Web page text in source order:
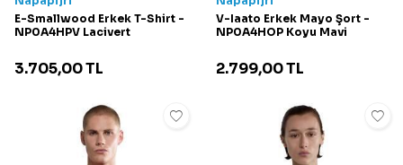
E-Smallwood Erkek T-Shirt -
NP0A4HPV Lacivert
3.705,00TL
V-Iaato Erkek Mayo Şort -
NP0A4HOP Koyu Mavi
2.799,00TL